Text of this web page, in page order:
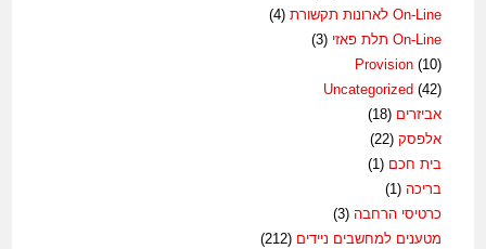
On-Line לארונות תקשורת
(4)
On-Line תלת פאזי
(3)
Provision (10)
Uncategorized (42)
אביזרים (18)
אלפסק (22)
בית חכם (1)
בריכה (1)
כרטיסי הרחבה (3)
מטענים למחשבים ניידים (212)